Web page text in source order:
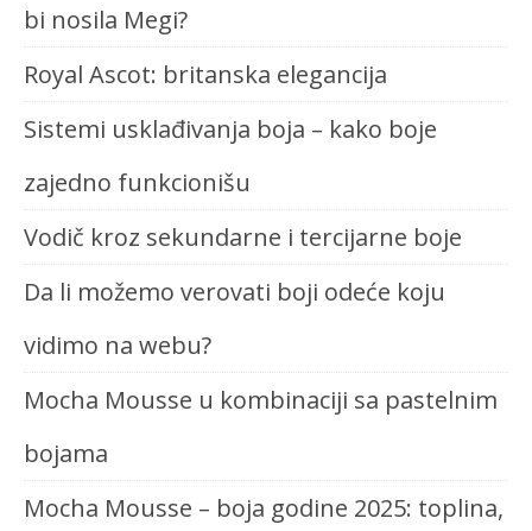
bi nosila Megi?
Royal Ascot: britanska elegancija
Sistemi usklađivanja boja – kako boje
zajedno funkcionišu
Vodič kroz sekundarne i tercijarne boje
Da li možemo verovati boji odeće koju
vidimo na webu?
Mocha Mousse u kombinaciji sa pastelnim
bojama
Mocha Mousse – boja godine 2025: toplina,